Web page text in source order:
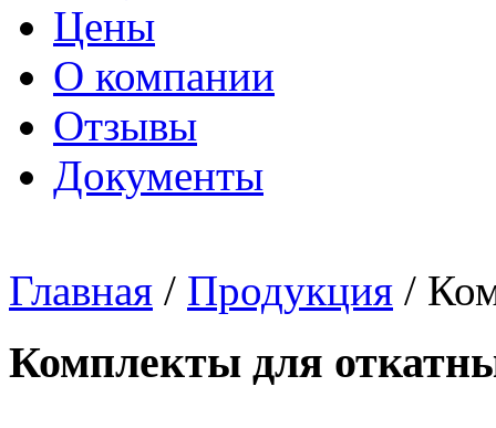
Цены
О компании
Отзывы
Документы
Главная / Продукция /
Комплекты для